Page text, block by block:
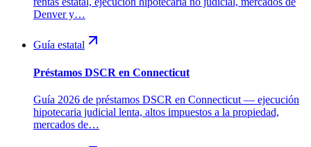
Denver y…
Guía estatal
Préstamos DSCR en Connecticut
Guía 2026 de préstamos DSCR en Connecticut — ejecución
hipotecaria judicial lenta, altos impuestos a la propiedad,
mercados de…